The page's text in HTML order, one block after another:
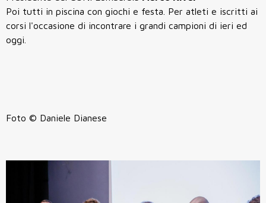
Poi tutti in piscina con giochi e festa. Per atleti e iscritti ai
corsi l'occasione di incontrare i grandi campioni di ieri ed
oggi.
Foto © Daniele Dianese